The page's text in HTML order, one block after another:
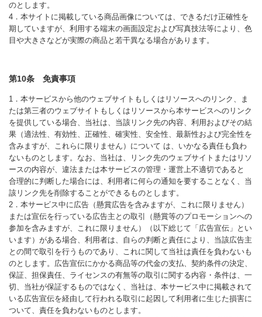
のとします。
4．本サイトに掲載している商品画像については、できるだけ正確性を
期していますが、利用する端末の画面設定および写真技法等により、色
目や大きさなどが実際の商品と若干異なる場合があります。
第10条 免責事項
1．本サービスから他のウェブサイトもしくはリソースへのリンク、ま
たは第三者のウェブサイトもしくはリソースから本サービスへのリンク
を提供している場合、当社は、当該リンク先の内容、利用およびその結
果（適法性、有効性、正確性、確実性、安全性、最新性および完全性を
含みますが、これらに限りません）について は、いかなる責任も負わ
ないものとします。なお、当社は、リンク先のウェブサイトまたはリソ
ースの内容が、違法または本サービスの管理・運営上不適切であると
合理的に判断した場合には、利用者に何らの通知を要することなく、当
該リンク先を削除することができるものとします。
2．本サービス中に広告（懸賞広告を含みますが、これに限りません）
または宣伝を行っている広告主との取引（懸賞等のプロモーションへの
参加を含みますが、これに限りません）（以下総じて「広告宣伝」とい
います）がある場合、利用者は、自らの判断と責任により、当該広告主
との間で取引を行うものであり、これに関して当社は責任を負わないも
のとします。広告宣伝にかかる商品等の代金の支払、契約条件の決定、
保証、担保責任、ライセンスの有無等の取引に関する内容・条件は、一
切、当社が保証するものではなく、当社は、本サービス中に掲載されて
いる広告宣伝を経由して行われる取引に起因して利用者に生じた損害に
ついて、責任を負わないものとします。